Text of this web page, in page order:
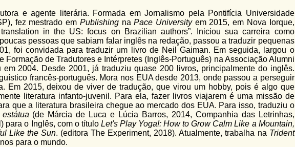
e agente literária. Formada em Jornalismo pela Pontifícia Universidade
fez mestrado em Publishing naPace Universityem 2015, em Nova Iorque,
in the US: focus on Brazilian authors”. Iniciou sua carreira como
pessoas que sabiam falar inglês na redação, passou a traduzir pequenas
foi convidada para traduzir um livro de Neil Gaiman. Em seguida, largou o
Formação de Tradutores e Intérpretes (Inglês-Português) na Associação Alumni
2004. Desde 2001, já traduziu quase 200 livros, principalmente do inglês.
francês-português. Mora nos EUA desde 2013, onde passou a perseguir
Em 2015, deixou de viver de tradução, que virou um hobby, pois é algo que
literatura infanto-juvenil. Para ela, fazer livros viajarem é uma missão de
que a literatura brasileira chegue ao mercado dos EUA. Para isso, traduziu o
(de Márcia de Luca e Lúcia Barros, 2014, Companhia das Letrinhas,
para o Inglês, com o título Let's Play Yoga!: How to Grow Calm Like a Mountain,
Like the Sun. (editora The Experiment, 2018). Atualmente, trabalha na Trident
para o mundo.